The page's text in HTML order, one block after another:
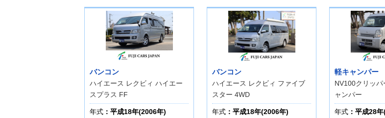
バンコン
ハイエース レクビィ ハイエー
スプラス FF
年式 ：平成18年(2006年)
バンコン
ハイエース レクビィ ファイブ
スター 4WD
年式 ：平成18年(2006年)
軽キャンパー
NV100クリッ
ャンパー
年式 ：平成28